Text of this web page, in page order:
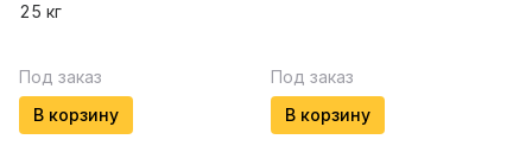
25 кг
Под заказ
В корзину
Под заказ
В корзину